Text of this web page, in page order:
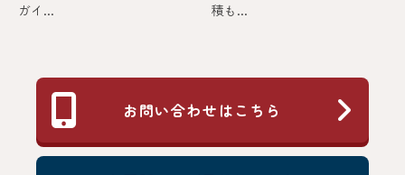
ガイ...
積も...
お問い合わせはこちら